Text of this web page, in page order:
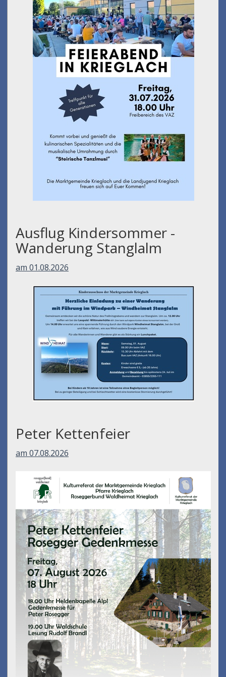
Ausflug Kindersommer -
Wanderung Stanglalm
am 01.08.2026
Peter Kettenfeier
am 07.08.2026